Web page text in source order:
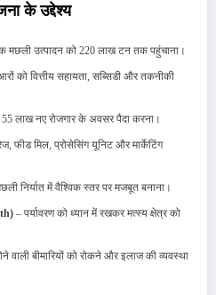
के उद्देश्य
मछली उत्पादन को 220 लाख टन तक पहुंचाना।
को वित्तीय सहायता, सब्सिडी और तकनीकी
लाख नए रोजगार के अवसर पैदा करना।
फीड मिल, प्रोसेसिंग यूनिट और मार्केटिंग
निर्यात में वैश्विक स्तर पर मजबूत बनाना।
– पर्यावरण को ध्यान में रखकर मत्स्य क्षेत्र को
वाली बीमारियों को रोकने और इलाज की व्यवस्था